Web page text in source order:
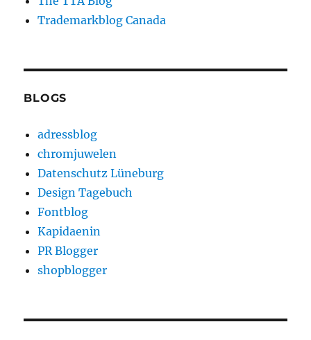
Trademarkblog Canada
BLOGS
adressblog
chromjuwelen
Datenschutz Lüneburg
Design Tagebuch
Fontblog
Kapidaenin
PR Blogger
shopblogger